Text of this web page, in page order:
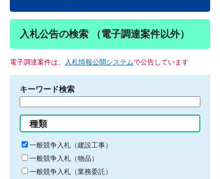
入札公告の検索 （電子調達案件以外）
電子調達案件は、 入札情報公開システムで公告しています
キーワード検索
る
キ
ー
ワ
ー
種類
一般競争入札（建設工事）
一般競争入札（物品）
一般競争入札（業務委託）